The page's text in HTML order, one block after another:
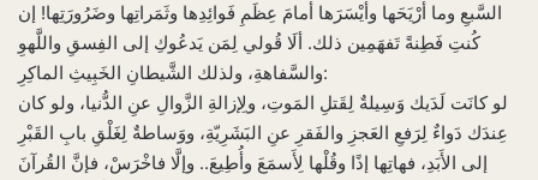
السَّبعِ وما أَرْيَحَها وأَيْسَرَها أَمامَ عِظَمِ فَوائِدِها وثَمَراتِها وضَرُورَتِها! إن
كُنتِ فَطِنةً تَفهَمِين ذلك. ألَا قُولي لِمَن يَدعُوكِ إلى الفِسقِ واللَّهوِ
والسَّفاهةِ، ولذلك الشَّيطانِ الخَبِيثِ الماكِرِ:
لو كانَت لَدَيك وَسِيلةٌ لِقَتلِ المَوتِ، ولِإزالةِ الزَّوالِ عنِ الدُّنيا، ولو كان
عِندَك دَواءٌ لِرَفعِ العَجزِ والفَقرِ عنِ البَشَرِيّةِ، ووَساطةٌ لِغَلْقِ بابِ القَبْرِ
إلى الأَبَدِ، فهاتِها إذًا وقُلْها لِأَسمَعَ وأُطِيعَ.. وإلَّا فاخْرَسْ، فإنَّ القُرآنَ